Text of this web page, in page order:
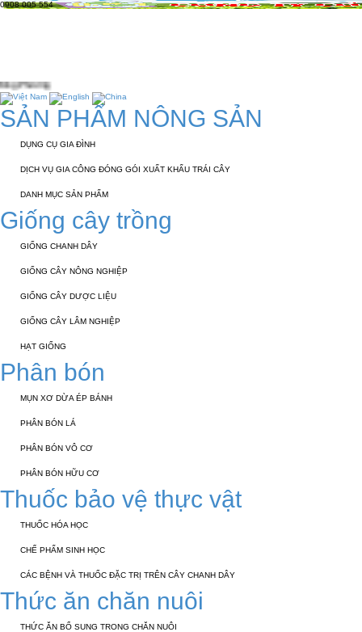
0908 005 554
SẢN PHẨM NÔNG SẢN
DỤNG CỤ GIA ĐÌNH
DỊCH VỤ GIA CÔNG ĐÓNG GÓI XUẤT KHẨU TRÁI CÂY
DANH MỤC SẢN PHẨM
Giống cây trồng
GIỐNG CHANH DÂY
GIỐNG CÂY NÔNG NGHIỆP
GIỐNG CÂY DƯỢC LIỆU
GIỐNG CÂY LÂM NGHIỆP
HẠT GIỐNG
Phân bón
MỤN XƠ DỪA ÉP BÁNH
PHÂN BÓN LÁ
PHÂN BÓN VÔ CƠ
PHÂN BÓN HỮU CƠ
Thuốc bảo vệ thực vật
THUỐC HÓA HỌC
CHẾ PHẨM SINH HỌC
CÁC BỆNH VÀ THUỐC ĐẶC TRỊ TRÊN CÂY CHANH DÂY
Thức ăn chăn nuôi
THỨC ĂN BỔ SUNG TRONG CHĂN NUÔI